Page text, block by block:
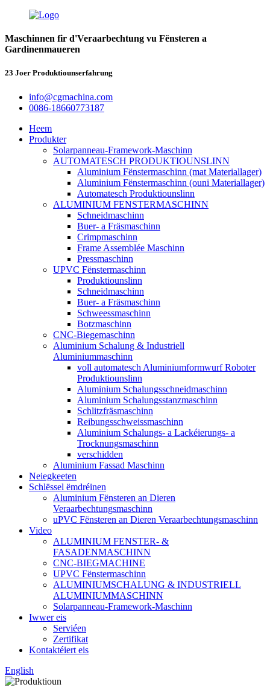
Maschinnen fir d'Veraarbechtung vu Fënsteren a
Gardinenmaueren
23 Joer Produktiounserfahrung
info@cgmachina.com
0086-18660773187
Heem
Produkter
Solarpanneau-Framework-Maschinn
AUTOMATESCH PRODUKTIOUNSLINN
Aluminium Fënstermaschinn (mat Materiallager)
Aluminium Fënstermaschinn (ouni Materiallager)
Automatesch Produktiounslinn
ALUMINIUM FENSTERMASCHINN
Schneidmaschinn
Buer- a Fräsmaschinn
Crimpmaschinn
Frame Assemblée Maschinn
Pressmaschinn
UPVC Fënstermaschinn
Produktiounslinn
Schneidmaschinn
Buer- a Fräsmaschinn
Schweessmaschinn
Botzmaschinn
CNC-Biegemaschinn
Aluminium Schalung & Industriell
Aluminiummaschinn
voll automatesch Aluminiumformwurf Roboter
Produktiounslinn
Aluminium Schalungsschneidmaschinn
Aluminium Schalungsstanzmaschinn
Schlitzfräsmaschinn
Reibungsschweissmaschinn
Aluminium Schalungs- a Lackéierungs- a
Trocknungsmaschinn
verschidden
Aluminium Fassad Maschinn
Neiegkeeten
Schlëssel ëmdréinen
Aluminium Fënsteren an Dieren
Veraarbechtungsmaschinn
uPVC Fënsteren an Dieren Veraarbechtungsmaschinn
Video
ALUMINIUM FENSTER- &
FASADENMASCHINN
CNC-BIEGMACHINE
UPVC Fënstermaschinn
ALUMINIUMSCHALUNG & INDUSTRIELL
ALUMINIUMMASCHINN
Solarpanneau-Framework-Maschinn
Iwwer eis
Serviéen
Zertifikat
Kontaktéiert eis
English